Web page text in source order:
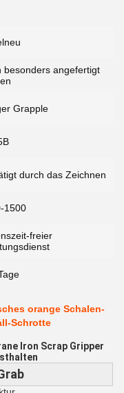
besonders angefertigt
Grapple
durch das Zeichnen
1500
freier
orange Schalen-
Schrotte
Iron Scrap Gripper